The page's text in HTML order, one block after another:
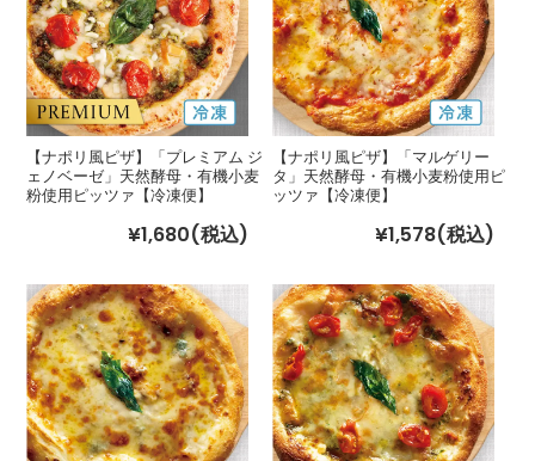
【ナポリ風ピザ】「プレミアム ジ
ェノベーゼ」天然酵母・有機小麦
粉使用ピッツァ【冷凍便】
¥1,680(税込)
【ナポリ風ピザ】「マルゲリー
タ」天然酵母・有機小麦粉使用ピ
ッツァ【冷凍便】
¥1,578(税込)